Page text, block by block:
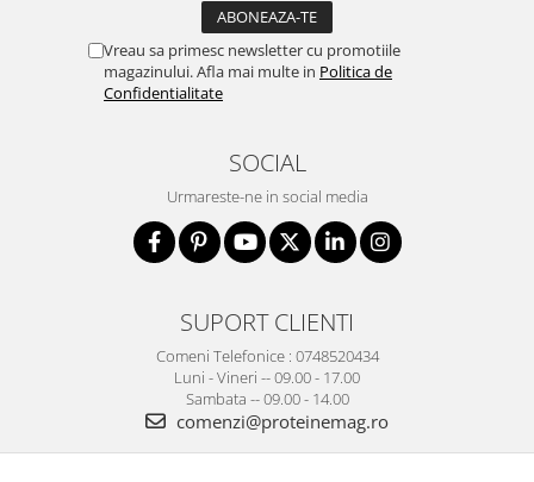
Vreau sa primesc newsletter cu promotiile
magazinului. Afla mai multe in Politica de
Confidentialitate
SOCIAL
Urmareste-ne in social media
SUPORT CLIENTI
Comeni Telefonice : 0748520434
Luni - Vineri -- 09.00 - 17.00
Sambata -- 09.00 - 14.00
comenzi@proteinemag.ro